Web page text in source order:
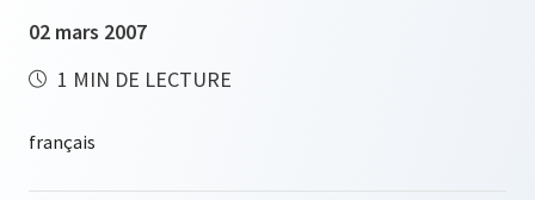
02 mars 2007
1 MIN DE LECTURE